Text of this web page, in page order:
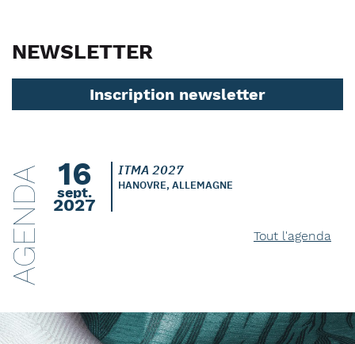
NEWSLETTER
Inscription newsletter
AGENDA 16
sept.
2027
ITMA 2027
HANOVRE, ALLEMAGNE
Tout l'agenda